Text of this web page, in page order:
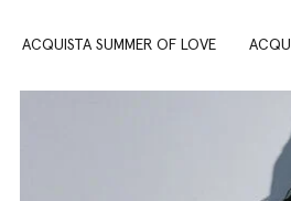
ACQUISTA SUMMER OF LOVE